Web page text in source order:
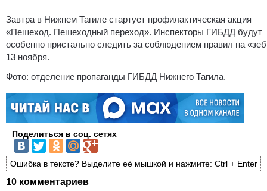
Завтра в Нижнем Тагиле стартует профилактическая акция
«Пешеход. Пешеходный переход». Инспекторы ГИБДД будут
особенно пристально следить за соблюдением правил на
13 ноября.
Фото: отделение пропаганды ГИБДД Нижнего Тагила.
Поделиться в соц. сетях
Ошибка в тексте? Выделите её мышкой и нажмите: Ctrl + Enter
10 комментариев